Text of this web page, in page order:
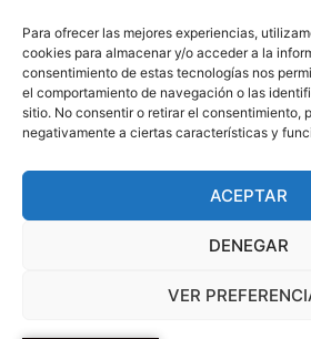
Para ofrecer las mejores experiencias,
cookies para almacenar y/o acceder a la
consentimiento de estas tecnologías nos
el comportamiento de navegación o las
sitio. No consentir o retirar el consentimiento,
negativamente a ciertas características y
ACEPTAR
DENEGAR
VER
POLÍTICA DE COOKIES
DECLARACIÓN DE ACCESIBILIDAD
MAPA DEL SITIO
© 2025 GICONDA DEL